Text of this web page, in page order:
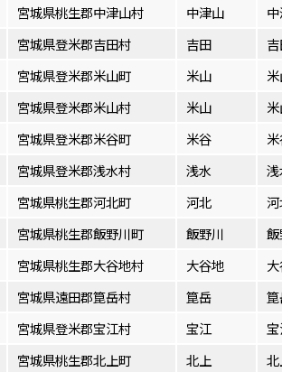
宮城県桃生郡中津山村 中津山
宮城県登米郡吉田村 吉田
宮城県登米郡米山町 米山
宮城県登米郡米山村 米山
宮城県登米郡米谷町 米谷
宮城県登米郡浅水村 浅水
宮城県桃生郡河北町 河北
宮城県桃生郡飯野川町 飯野川
宮城県桃生郡大谷地村 大谷地
宮城県遠田郡箟岳村 箟岳
宮城県登米郡宝江村 宝江
宮城県桃生郡北上町 北上